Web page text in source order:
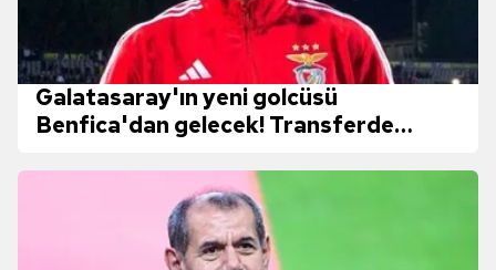
Galatasaray'ın yeni golcüsü
Benfica'dan gelecek! Transferde